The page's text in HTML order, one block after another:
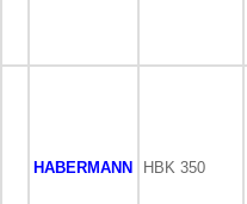
HABERMANN HBK 350